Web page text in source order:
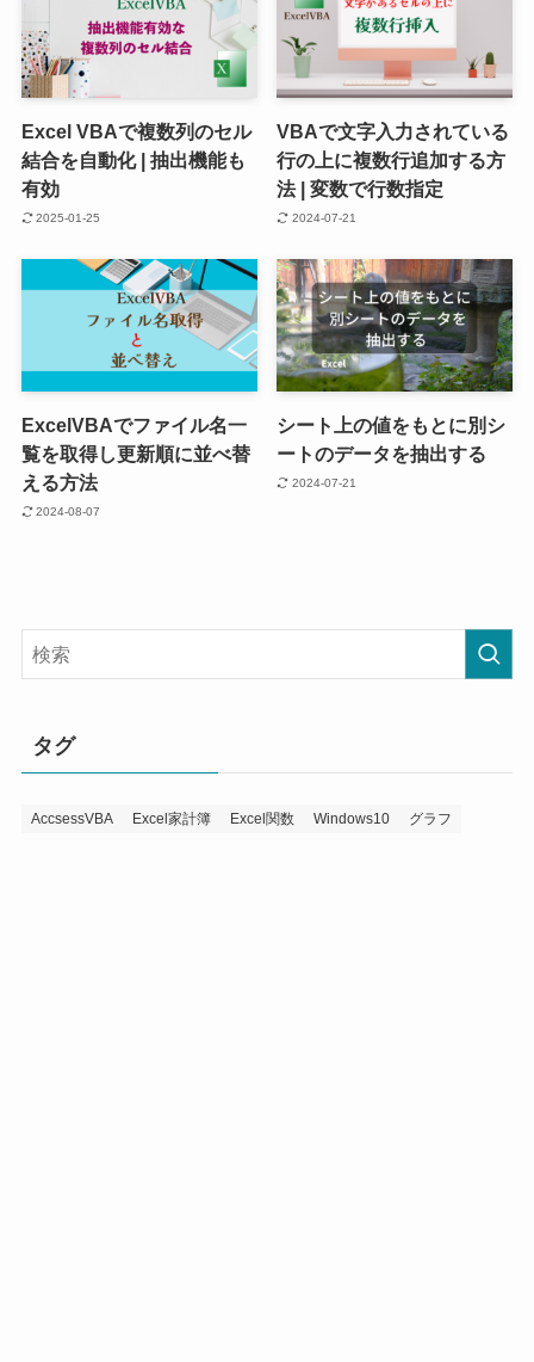
Excel VBAで複数列のセル
結合を自動化 | 抽出機能も
有効
2025-01-25
VBAで文字入力されている
行の上に複数行追加する方
法 | 変数で行数指定
2024-07-21
ExcelVBAでファイル名一
覧を取得し更新順に並べ替
える方法
2024-08-07
シート上の値をもとに別シ
ートのデータを抽出する
2024-07-21
タグ
AccsessVBA Excel家計簿 Excel関数 Windows10 グラフ